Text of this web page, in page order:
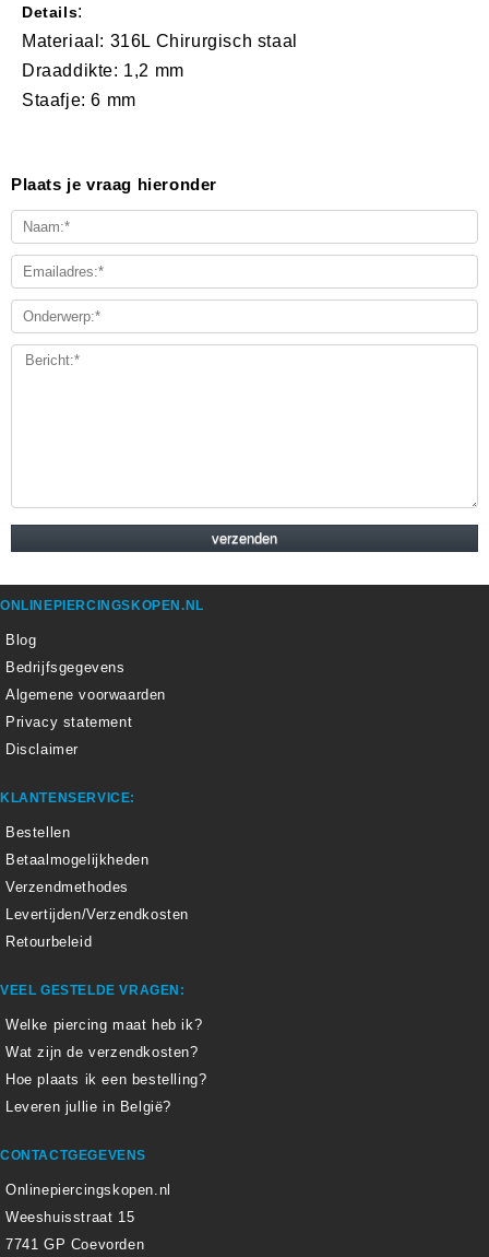
Details:
Materiaal: 316L Chirurgisch staal
Draaddikte: 1,2 mm
Staafje: 6 mm
Plaats je vraag hieronder
ONLINEPIERCINGSKOPEN.NL
Blog
Bedrijfsgegevens
Algemene voorwaarden
Privacy statement
Disclaimer
KLANTENSERVICE:
Bestellen
Betaalmogelijkheden
Verzendmethodes
Levertijden/Verzendkosten
Retourbeleid
VEEL GESTELDE VRAGEN:
Welke piercing maat heb ik?
Wat zijn de verzendkosten?
Hoe plaats ik een bestelling?
Leveren jullie in België?
CONTACTGEGEVENS
Onlinepiercingskopen.nl
Weeshuisstraat 15
7741 GP Coevorden